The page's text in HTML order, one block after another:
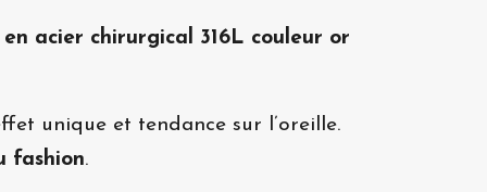
acier chirurgical 316L couleur or
unique et tendance sur l’oreille.
fashion.